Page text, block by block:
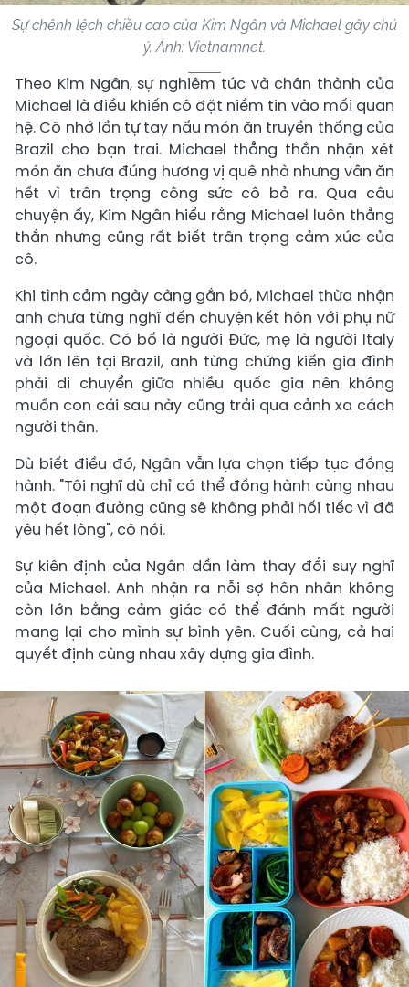
Sự chênh lệch chiều cao của Kim Ngân và Michael gây chú
ý. Ảnh: Vietnamnet.
Theo Kim Ngân, sự nghiêm túc và chân thành của
Michael là điều khiến cô đặt niềm tin vào mối quan
hệ. Cô nhớ lần tự tay nấu món ăn truyền thống của
Brazil cho bạn trai. Michael thẳng thắn nhận xét
món ăn chưa đúng hương vị quê nhà nhưng vẫn ăn
hết vì trân trọng công sức cô bỏ ra. Qua câu
chuyện ấy, Kim Ngân hiểu rằng Michael luôn thẳng
thắn nhưng cũng rất biết trân trọng cảm xúc của
cô.
Khi tình cảm ngày càng gắn bó, Michael thừa nhận
anh chưa từng nghĩ đến chuyện kết hôn với phụ nữ
ngoại quốc. Có bố là người Đức, mẹ là người Italy
và lớn lên tại Brazil, anh từng chứng kiến gia đình
phải di chuyển giữa nhiều quốc gia nên không
muốn con cái sau này cũng trải qua cảnh xa cách
người thân.
Dù biết điều đó, Ngân vẫn lựa chọn tiếp tục đồng
hành. "Tôi nghĩ dù chỉ có thể đồng hành cùng nhau
một đoạn đường cũng sẽ không phải hối tiếc vì đã
yêu hết lòng", cô nói.
Sự kiên định của Ngân dần làm thay đổi suy nghĩ
của Michael. Anh nhận ra nỗi sợ hôn nhân không
còn lớn bằng cảm giác có thể đánh mất người
mang lại cho mình sự bình yên. Cuối cùng, cả hai
quyết định cùng nhau xây dựng gia đình.